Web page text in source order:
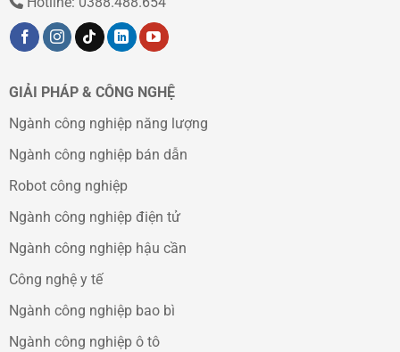
GIẢI PHÁP & CÔNG NGHỆ
Ngành công nghiệp năng lượng
Ngành công nghiệp bán dẫn
Robot công nghiệp
Ngành công nghiệp điện tử
Ngành công nghiệp hậu cần
Công nghệ y tế
Ngành công nghiệp bao bì
Ngành công nghiệp ô tô